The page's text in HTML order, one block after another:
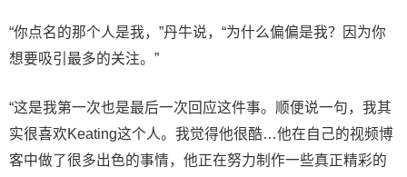
“你点名的那个人是我，”丹牛说，“为什么偏偏是我？因为你
想要吸引最多的关注。”
“这是我第一次也是最后一次回应这件事。顺便说一句，我其
实很喜欢Keating这个人。我觉得他很酷…他在自己的视频博
客中做了很多出色的事情，他正在努力制作一些真正精彩的